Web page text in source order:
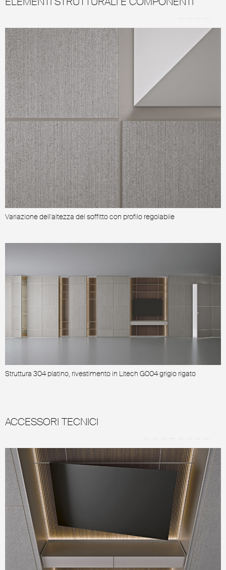
Variazione dell'altezza del soffitto con profilo regolabile
Struttura 304 platino, rivestimento in Litech G004 grigio rigato
ACCESSORI TECNICI